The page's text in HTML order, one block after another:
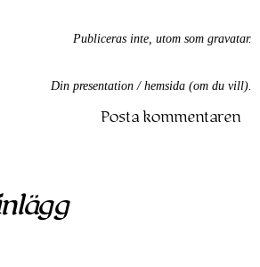
Publiceras inte, utom som gravatar.
Din presentation / hem­sida (om du vill).
Posta kommentaren